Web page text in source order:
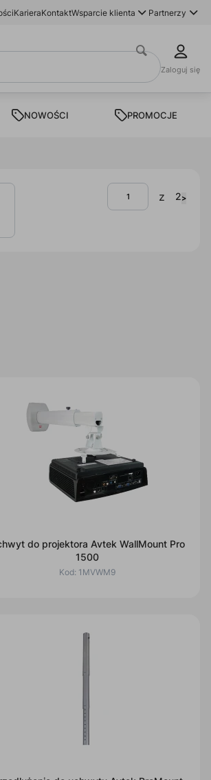
KarieraKontaktWsparcie klienta Partnerzy
Zaloguj się
NOWOŚCI PROMOCJE
z 2>
do projektora Avtek WallMount Pro
1500
Kod: 1MVWM9